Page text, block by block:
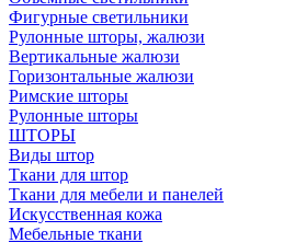
Фигурные светильники
Рулонные шторы, жалюзи
Вертикальные жалюзи
Горизонтальные жалюзи
Римские шторы
Рулонные шторы
ШТОРЫ
Виды штор
Ткани для штор
Ткани для мебели и панелей
Искусственная кожа
Мебельные ткани